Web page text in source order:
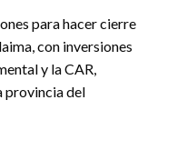
para hacer cierre
con inversiones
y la CAR,
provincia del